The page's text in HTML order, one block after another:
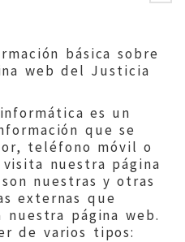
básica sobre
web del Justicia
es un
que se
teléfono móvil o
nuestra página
nuestras y otras
externas que
nuestra página web.
de varios tipos: